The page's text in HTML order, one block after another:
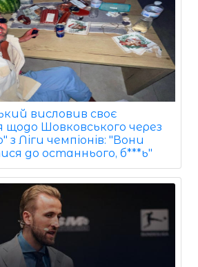
висловив своє
щодо Шовковського через
Ліги чемпіонів: "Вони
до останнього, б***ь"